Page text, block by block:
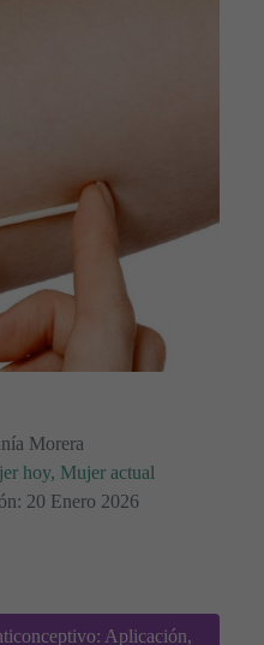
Morera
hoy, Mujer actual
20 Enero 2026
Aplicación,